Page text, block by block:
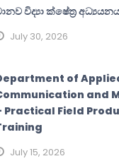
විද්‍යා ක්ෂේත්‍ර
July 30, 2026
of
and
Practical Field
July 15, 2026